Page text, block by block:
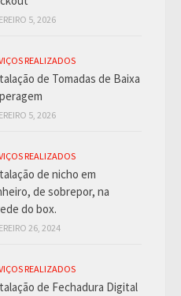
5, 2026
REALIZADOS
de Tomadas de Baixa
5, 2026
REALIZADOS
de nicho em
de sobrepor, na
do box.
26, 2024
REALIZADOS
de Fechadura Digital